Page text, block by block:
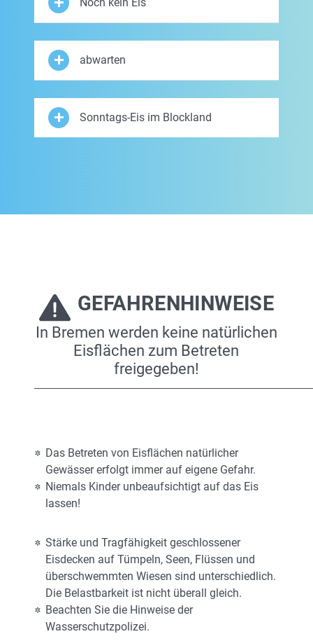
abwarten
Sonntags-Eis im Blockland
GEFAHRENHINWEISE
In Bremen werden keine natürlichen
Eisflächen zum Betreten
freigegeben!
Das Betreten von Eisflächen natürlicher
Gewässer erfolgt immer auf eigene Gefahr.
Niemals Kinder unbeaufsichtigt auf das Eis
lassen!
Stärke und Tragfähigkeit geschlossener
Eisdecken auf Tümpeln, Seen, Flüssen und
überschwemmten Wiesen sind unterschiedlich.
Die Belastbarkeit ist nicht überall gleich.
Beachten Sie die Hinweise der
Wasserschutzpolizei.